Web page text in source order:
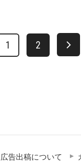
1 2
広告出稿について